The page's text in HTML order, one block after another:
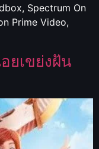
Spectrum On
Prime Video,
ยเขย่งฝัน